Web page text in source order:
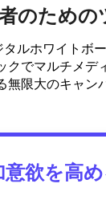
のための
ルホワイトボ
クでマルチメデ
無限大のキャン
欲を高